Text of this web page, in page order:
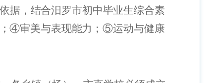
据，结合汨罗市初中毕业生综合素
④审美与表现能力；⑤运动与健康